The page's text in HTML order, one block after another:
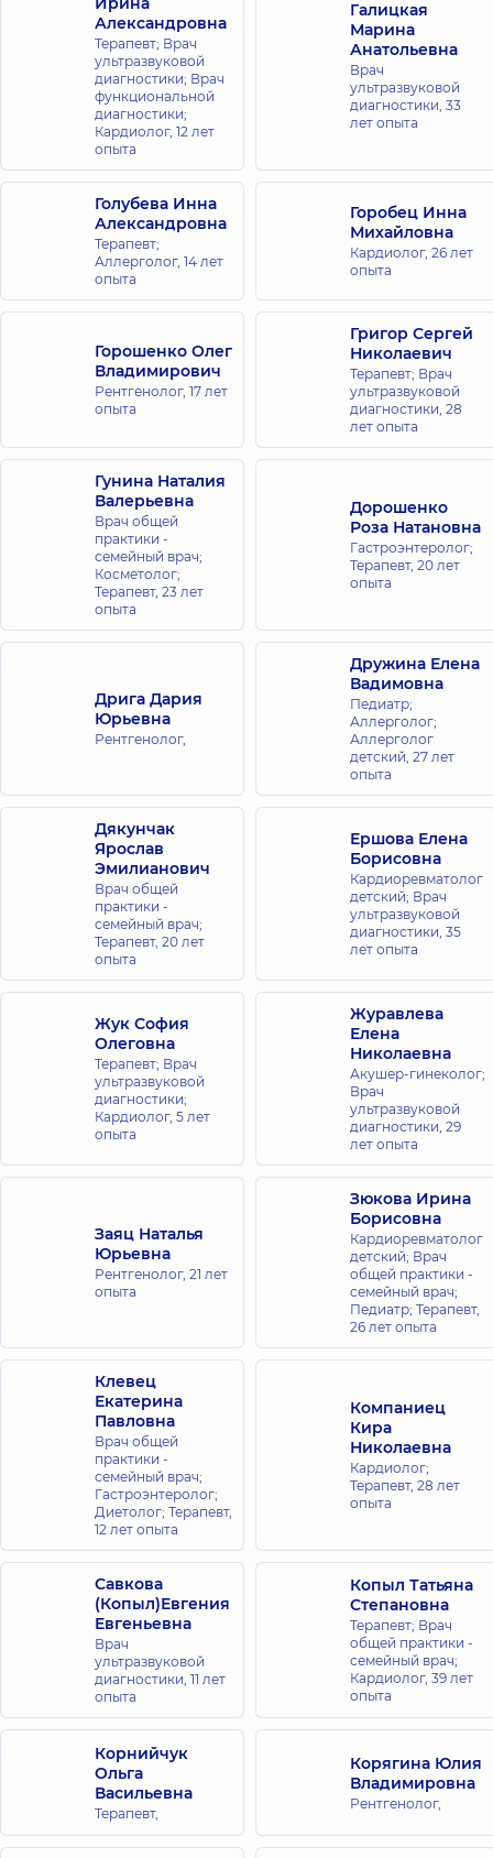
ул. Поэзии
(Грибоедова),
8-А, г. Ирпень
Медицинский
Центр
«Добробут»
для всей
семьи в
Голосеево
ул. Самойло
Кошки
(Маршала
Конева), 10/1,
г. Киев
Медицинский
Центр
«Добробут»
семьи на
Берестейской
ул. Игоря
Сикорского, 1,
г. Киев
Медицинский
Центр
«Добробут»
Софиевской
Борщаговке
Медицинский
Центр
«Добробут»
для всей
семьи на
Оболони
Владимира
Ивасюка
(Героев
Сталинграда),
16-В, г. Киев
Медицинский
Центр
«Добробут»
семьи на
Святошино
ул.
Святошинская,
Медицинский
Центр
«Добробут»
для взрослых
на Позняках
ул.
Александра
Мишуги, 12, г.
Киев
Медицинский
Центр
«Добробут»
для всей
семьи на
ул.
Драгоманова,
21-А, г. Киев
Медицинский
Центр
Александровна
Терапевт; Врач
ультразвуковой
диагностики; Врач
функциональной
диагностики;
Кардиолог, 12 лет
опыта
Галицкая
Марина
Анатольевна
Врач
ультразвуковой
диагностики, 33
лет опыта
Голубева Инна
Александровна
Терапевт;
Аллерголог, 14 лет
опыта
Горобец Инна
Михайловна
Кардиолог, 26 лет
опыта
Горошенко Олег
Владимирович
Рентгенолог, 17 лет
опыта
Григор Сергей
Николаевич
Терапевт; Врач
ультразвуковой
диагностики, 28
лет опыта
Гунина Наталия
Валерьевна
Врач общей
практики -
семейный врач;
Косметолог;
Терапевт, 23 лет
опыта
Дорошенко
Роза Натановна
Гастроэнтеролог;
Терапевт, 20 лет
опыта
Дрига Дария
Юрьевна
Рентгенолог,
Дружина Елена
Вадимовна
Педиатр;
Аллерголог;
Аллерголог
детский, 27 лет
опыта
Дякунчак
Ярослав
Эмилианович
Врач общей
практики -
семейный врач;
Терапевт, 20 лет
опыта
Ершова Елена
Борисовна
Кардиоревматолог
детский; Врач
ультразвуковой
диагностики, 35
лет опыта
Жук София
Олеговна
Терапевт; Врач
ультразвуковой
диагностики;
Кардиолог, 5 лет
опыта
Журавлева
Елена
Николаевна
Акушер-гинеколог;
Врач
ультразвуковой
диагностики, 29
лет опыта
Заяц Наталья
Юрьевна
Рентгенолог, 21 лет
опыта
Зюкова Ирина
Борисовна
Кардиоревматолог
детский; Врач
общей практики -
семейный врач;
Педиатр; Терапевт,
26 лет опыта
Клевец
Екатерина
Павловна
Врач общей
практики -
семейный врач;
Гастроэнтеролог;
Диетолог; Терапевт,
12 лет опыта
Компаниец
Кира
Николаевна
Кардиолог;
Терапевт, 28 лет
опыта
Савкова
(Копыл)Евгения
Евгеньевна
Врач
ультразвуковой
диагностики, 11 лет
опыта
Копыл Татьяна
Степановна
Терапевт; Врач
общей практики -
семейный врач;
Кардиолог, 39 лет
опыта
Корнийчук
Ольга
Васильевна
Терапевт,
Корягина Юлия
Владимировна
Рентгенолог,